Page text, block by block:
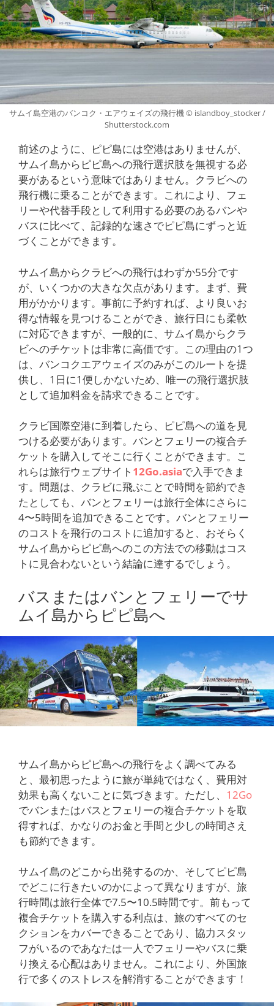
サムイ島空港のバンコク・エアウェイズの飛行機 © islandboy_stocker /
Shutterstock.com
前述のように、ピピ島には空港はありませんが、
サムイ島からピピ島への飛行選択肢を無視する必
要があるという意味ではありません。クラビへの
飛行機に乗ることができます。これにより、フェ
リーや代替手段として利用する必要のあるバンや
バスに比べて、記録的な速さでピピ島にずっと近
づくことができます。
サムイ島からクラビへの飛行はわずか55分です
が、いくつかの大きな欠点があります。まず、費
用がかかります。事前に予約すれば、より良いお
得な情報を見つけることができ、旅行日にも柔軟
に対応できますが、一般的に、サムイ島からクラ
ビへのチケットは非常に高価です。この理由の1つ
は、バンコクエアウェイズのみがこのルートを提
供し、1日に1便しかないため、唯一の飛行選択肢
として追加料金を請求できることです。
クラビ国際空港に到着したら、ピピ島への道を見
つける必要があります。バンとフェリーの複合チ
ケットを購入してそこに行くことができます。こ
れらは旅行ウェブサイト 12Go.asiaで入手できま
す。問題は、クラビに飛ぶことで時間を節約でき
たとしても、バンとフェリーは旅行全体にさらに
4〜5時間を追加できることです。バンとフェリー
のコストを飛行のコストに追加すると、おそらく
サムイ島からピピ島へのこの方法での移動はコス
トに見合わないという結論に達するでしょう。
バスまたはバンとフェリーでサ
ムイ島からピピ島へ
サムイ島からピピ島への飛行をよく調べてみる
と、最初思ったように旅が単純ではなく、費用対
効果も高くないことに気づきます。ただし、 12Go
でバンまたはバスとフェリーの複合チケットを取
得すれば、かなりのお金と手間と少しの時間さえ
も節約できます。
サムイ島のどこから出発するのか、そしてピピ島
でどこに行きたいのかによって異なりますが、旅
行時間は旅行全体で7.5〜10.5時間です。前もって
複合チケットを購入する利点は、旅のすべてのセ
クションをカバーできることであり、協力スタッ
フがいるのであなたは一人でフェリーやバスに乗
り換える心配はありません。これにより、外国旅
行で多くのストレスを解消することができます！